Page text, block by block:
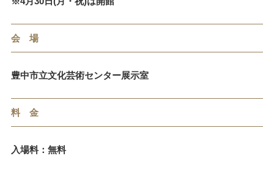
会 場
豊中市立文化芸術センター展示室
料 金
入場料：無料